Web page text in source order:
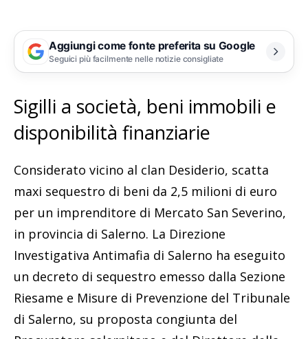
Aggiungi come fonte preferita su Google
Seguici più facilmente nelle notizie consigliate
Sigilli a società, beni immobili e
disponibilità finanziarie
Considerato vicino al clan Desiderio, scatta
maxi sequestro di beni da 2,5 milioni di euro
per un imprenditore di Mercato San Severino,
in provincia di Salerno. La Direzione
Investigativa Antimafia di Salerno ha eseguito
un decreto di sequestro emesso dalla Sezione
Riesame e Misure di Prevenzione del Tribunale
di Salerno, su proposta congiunta del